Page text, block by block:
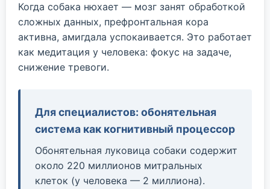
Когда собака нюхает — мозг занят обработкой
сложных данных, префронтальная кора
активна, амигдала успокаивается. Это работает
как медитация у человека: фокус на задаче,
снижение тревоги.
Для специалистов: обонятельная
система как когнитивный процессор
Обонятельная луковица собаки содержит
около 220 миллионов митральных
клеток (у человека — 2 миллиона).